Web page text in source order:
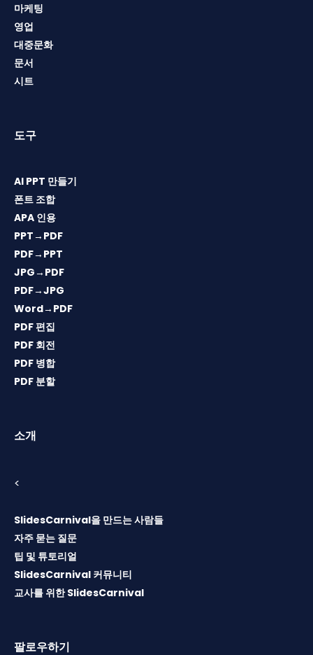
마케팅
영업
대중문화
문서
시트
도구
AI PPT 만들기
폰트 조합
APA 인용
PPT→PDF
PDF→PPT
JPG→PDF
PDF→JPG
Word→PDF
PDF 편집
PDF 회전
PDF 병합
PDF 분할
소개
<
SlidesCarnival을 만드는 사람들
자주 묻는 질문
팁 및 튜토리얼
SlidesCarnival 커뮤니티
교사를 위한 SlidesCarnival
팔로우하기